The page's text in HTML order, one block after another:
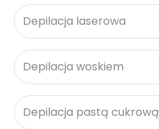
Depilacja laserowa
Depilacja woskiem
Depilacja pastą cukrową